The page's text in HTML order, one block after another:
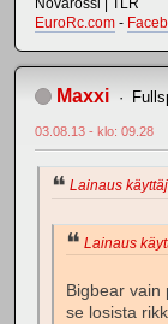
EuroRc.com -
Maxxi
03.08.13 - klo: 09.28
Lainaus
Lainaus
Bigbear vain
se losista